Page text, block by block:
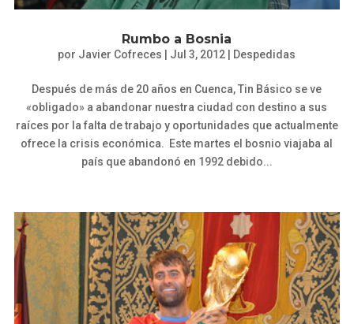
Rumbo a Bosnia
por Javier Cofreces Jul 3, 2012 Despedidas
Después de más de 20 años en Cuenca, Tin Básico se ve
«obligado» a abandonar nuestra ciudad con destino a sus
raíces por la falta de trabajo y oportunidades que actualmente
ofrece la crisis económica. Este martes el bosnio viajaba al
país que abandonó en 1992 debido...